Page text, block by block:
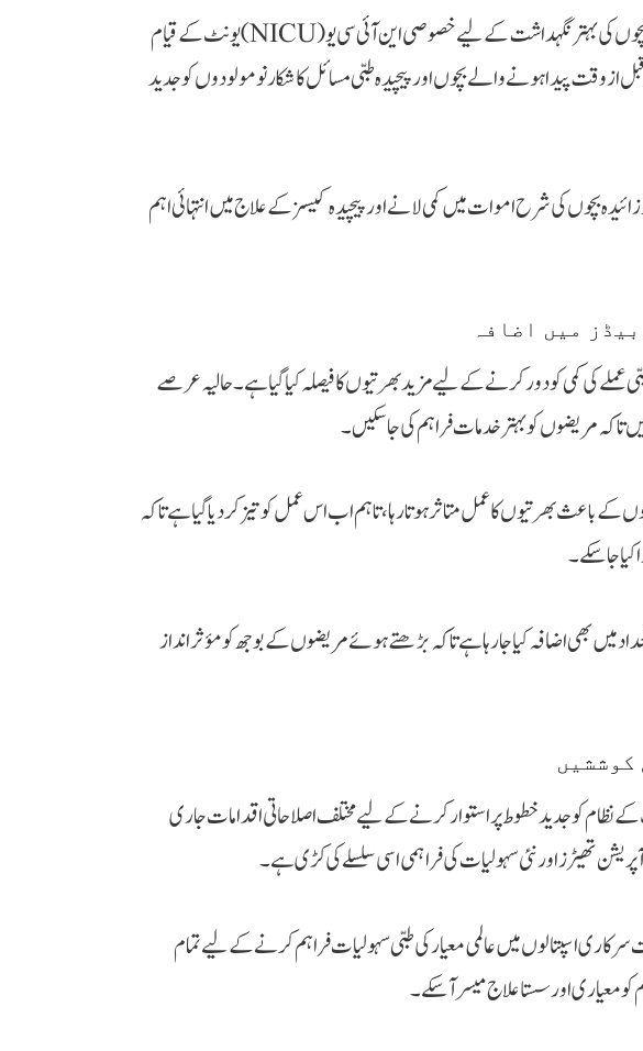
صوبائی وزیر صحت نے انکشاف کیا کہ نومولود بچوں کی بہتر نگہداشت کے لیے خصوصی این آئی سی یو (NICU) یونٹ کے قیام
وقت پیدا ہونے والے بچوں اور پیچیدہ طبی مسائل کا شکار نومولودوں کو جدید
بچوں کی شرح اموات میں کمی لانے اور پیچیدہ کیسز کے علاج میں انتہائی اہم
میں اضافہ
عملے کی کمی کو دور کرنے کے لیے مزید بھرتیوں کا فیصلہ کیا گیا ہے۔ حالیہ عرصے
تاکہ مریضوں کو بہتر خدمات فراہم کی جا سکیں۔
کے باعث بھرتیوں کا عمل متاثر ہوتا رہا، تاہم اب اس عمل کو تیز کر دیا گیا ہے تاکہ
کیا جا سکے۔
میں بھی اضافہ کیا جا رہا ہے تاکہ بڑھتے ہوئے مریضوں کے بوجھ کو مؤثر انداز
کوششیں
کو جدید خطوط پر استوار کرنے کے لیے مختلف اصلاحاتی اقدامات جاری
تھیٹرز اور نئی سہولیات کی فراہمی اسی سلسلے کی کڑی ہے۔
اسپتالوں میں عالمی معیار کی طبی سہولیات فراہم کرنے کے لیے تمام
معیاری اور سستا علاج میسر آ سکے۔